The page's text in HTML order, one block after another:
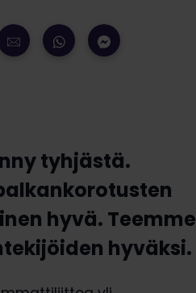
tyhjästä.
hyvä. Teemme
hyväksi.